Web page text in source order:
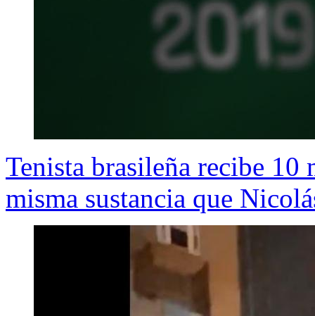
Tenista brasileña recibe 10
misma sustancia que